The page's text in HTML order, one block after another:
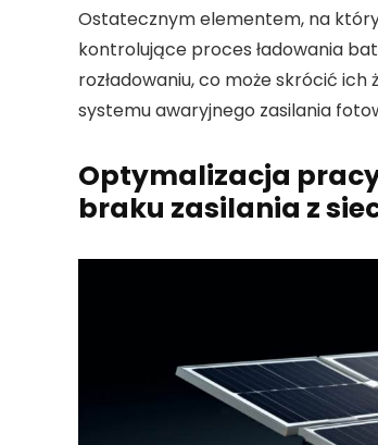
Ostatecznym elementem, na
kontrolujące proces ładowania
rozładowaniu, co może skrócić
systemu awaryjnego zasilania
Optymalizacja
braku zasilania z